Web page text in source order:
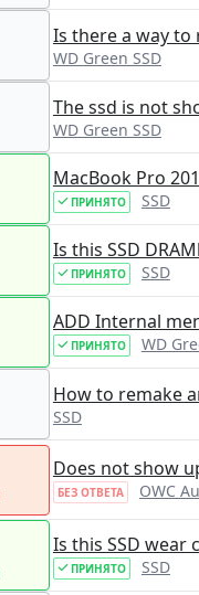
Is there a way to
WD Green SSD
The ssd is not
WD Green SSD
MacBook Pro
ПРИНЯТО SSD
Is this SSD
ПРИНЯТО SSD
ADD Internal
ПРИНЯТО WD
How to remake
SSD
Does not show
БЕЗ ОТВЕТА OWC
Is this SSD wear
ПРИНЯТО SSD